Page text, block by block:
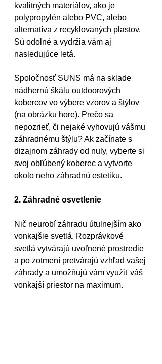
kvalitných materiálov, ako je
polypropylén alebo PVC, alebo
alternatíva z recyklovaných plastov.
Sú odolné a vydržia vám aj
nasledujúce letá.
Spoločnosť SUNS má na sklade
nádhernú škálu outdoorových
kobercov vo výbere vzorov a štýlov
(na obrázku hore). Prečo sa
nepozrieť, či nejaké vyhovujú vášmu
záhradnému štýlu? Ak začínate s
dizajnom záhrady od nuly, vyberte si
svoj obľúbený koberec a vytvorte
okolo neho záhradnú estetiku.
2. Záhradné osvetlenie
Nič neurobí záhradu útulnejším ako
vonkajšie svetlá. Rozprávkové
svetlá vytvárajú uvoľnené prostredie
a po zotmení pretvárajú vzhľad vašej
záhrady a umožňujú vám využiť váš
vonkajší priestor na maximum.